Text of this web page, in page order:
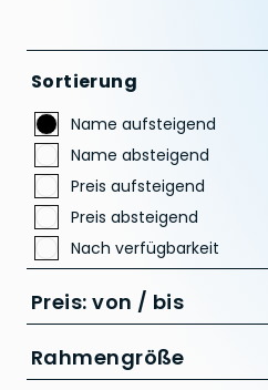
Sortierung
Name aufsteigend
Name absteigend
Preis aufsteigend
Preis absteigend
Nach verfügbarkeit
Preis: von / bis
Rahmengröße